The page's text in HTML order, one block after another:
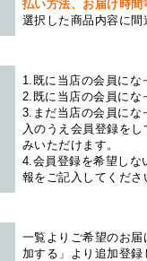
払い方法、お届け時
選択した商品内容に
1.既に当店の会員にな
2.既に当店の会員にな
3.まだ当店の会員にな
入のうえ会員登録を
みいただけます。
4.会員登録を希望しな
報をご記入してくださ
一覧よりご希望のお
加する」より追加登